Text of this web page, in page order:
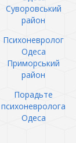
Суворовський
район
Психоневролог
Одеса
Приморський
район
Порадьте
психоневролога
Одеса